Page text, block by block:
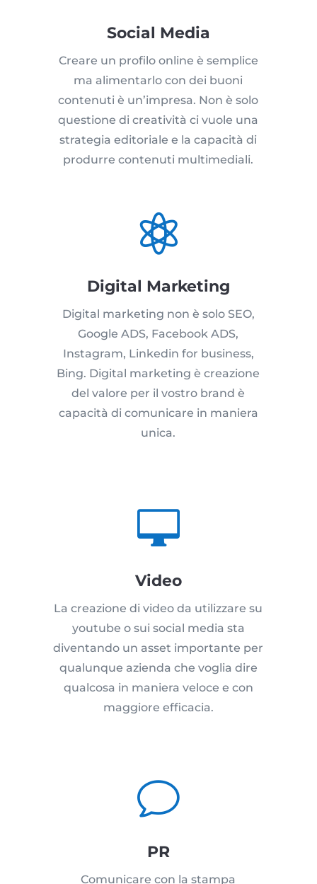
Social Media
Creare un profilo online è semplice
ma alimentarlo con dei buoni
contenuti è un’impresa. Non è solo
questione di creatività ci vuole una
strategia editoriale e la capacità di
produrre contenuti multimediali.

Digital Marketing
Digital marketing non è solo SEO,
Google ADS, Facebook ADS,
Instagram, Linkedin for business,
Bing. Digital marketing è creazione
del valore per il vostro brand è
capacità di comunicare in maniera
unica.

Video
La creazione di video da utilizzare su
youtube o sui social media sta
diventando un asset importante per
qualunque azienda che voglia dire
qualcosa in maniera veloce e con
maggiore efficacia.
v
PR
Comunicare con la stampa